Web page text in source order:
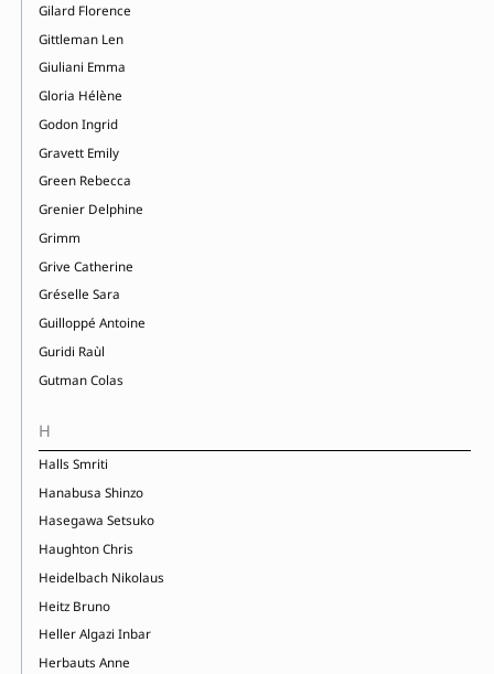
Gilard Florence
Gittleman Len
Giuliani Emma
Gloria Hélène
Godon Ingrid
Gravett Emily
Green Rebecca
Grenier Delphine
Grimm
Grive Catherine
Gréselle Sara
Guilloppé Antoine
Guridi Raùl
Gutman Colas
H
Halls Smriti
Hanabusa Shinzo
Hasegawa Setsuko
Haughton Chris
Heidelbach Nikolaus
Heitz Bruno
Heller Algazi Inbar
Herbauts Anne